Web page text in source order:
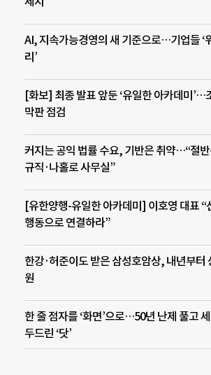
AI, 지속가능경영의 새 기준으로…기업들 ‘
리’
[화보] 최종 발표 앞둔 ‘유일한 아카데미’…
막판 점검
커지는 공익 법률 수요, 기반은 취약…“절
규직·나홀로 사무실”
[유한양행-유일한 아카데미] 이호영 대표 “
행동으로 연결하라”
한강·허준이도 받은 삼성호암상, 내년부터
원
한 줄 점자를 ‘화면’으로…50년 난제 풀고
두드린 ‘닷’